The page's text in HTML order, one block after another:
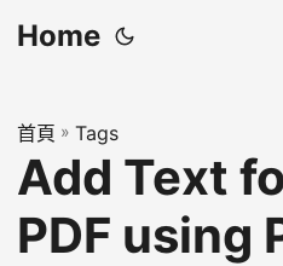
Home
首頁 » Tags
Add Text
PDF using